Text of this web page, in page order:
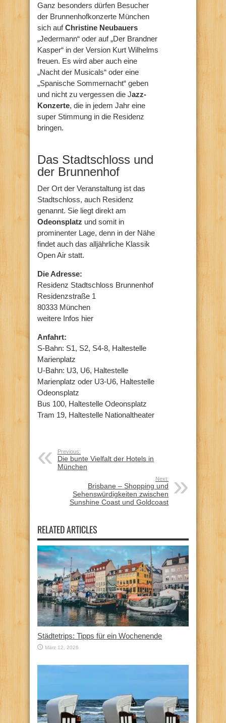
Ganz besonders dürfen Besucher
der Brunnenhofkonzerte München
sich aufChristine Neubauers
„Jedermann“ oder auf „Der Brandner
Kasper“ in der Version Kurt Wilhelms
freuen. Es wird aber auch eine
„Nacht der Musicals“ oder eine
„Spanische Sommernacht“ geben
und nicht zu vergessen die Jazz-
Konzerte, die in jedem Jahr eine
super Stimmung in die Residenz
bringen.
Das Stadtschloss und
der Brunnenhof
Der Ort der Veranstaltung ist das
Stadtschloss, auch Residenz
genannt. Sie liegt direkt am
Odeonsplatz und somit in
prominenter Lage, denn in der Nähe
findet auch das alljährliche Klassik
Open Air statt.
Die Adresse:
Residenz Stadtschloss Brunnenhof
Residenzstraße 1
80333 München
weitere Infos hier
Anfahrt:
S-Bahn: S1, S2, S4-8, Haltestelle
Marienplatz
U-Bahn: U3, U6, Haltestelle
Marienplatz oder U3-U6, Haltestelle
Odeonsplatz
Bus 100, Haltestelle Odeonsplatz
Tram 19, Haltestelle Nationaltheater
Previous:
Die bunte Vielfalt der Hotels in
München
Next:
Brisbane – Shopping und
Sehenswürdigkeiten zwischen
Sunshine Coast und Goldcoast
RELATED ARTICLES
Städtetrips: Tipps für ein Wochenende
März 12, 2026